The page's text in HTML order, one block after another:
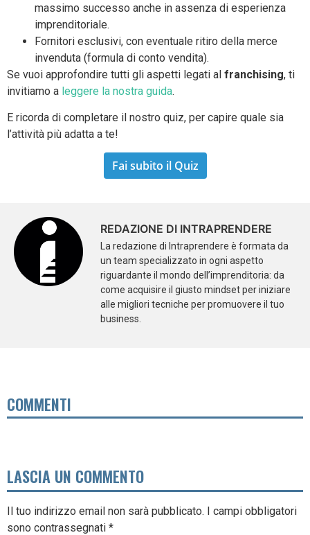
massimo successo anche in assenza di esperienza
imprenditoriale.
Fornitori esclusivi, con eventuale ritiro della merce
invenduta (formula di conto vendita).
Se vuoi approfondire tutti gli aspetti legati al franchising, ti
invitiamo a leggere la nostra guida.
E ricorda di completare il nostro quiz, per capire quale sia
l’attività più adatta a te!
Fai subito il Quiz
REDAZIONE DI INTRAPRENDERE
La redazione di Intraprendere è formata da
un team specializzato in ogni aspetto
riguardante il mondo dell’imprenditoria: da
come acquisire il giusto mindset per iniziare
alle migliori tecniche per promuovere il tuo
business.
COMMENTI
LASCIA UN COMMENTO
Il tuo indirizzo email non sarà pubblicato. I campi obbligatori
sono contrassegnati *